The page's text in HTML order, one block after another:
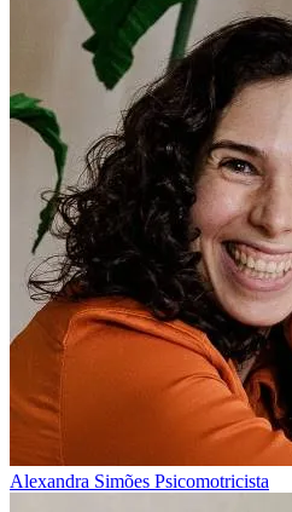
Alexandra Simões Psicomotricista